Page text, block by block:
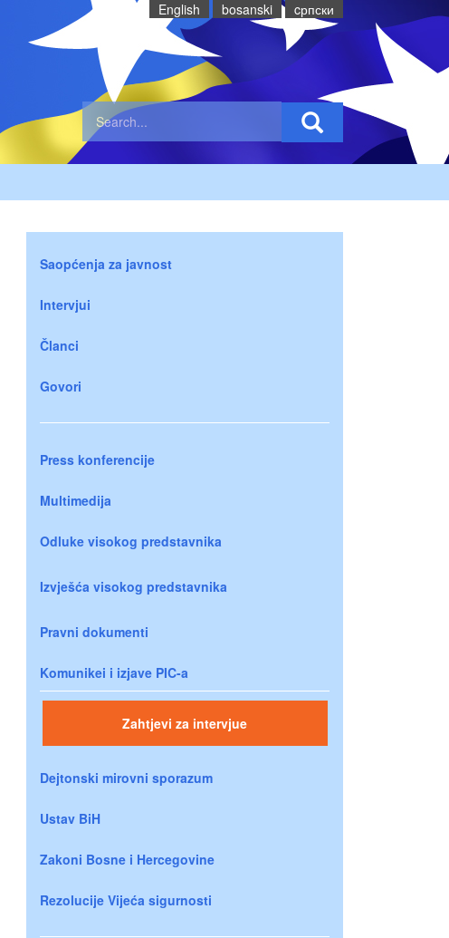
English bosanski cрпски
Saopćenja za javnost
Intervjui
Članci
Govori
Press konferencije
Multimedija
Odluke visokog predstavnika
Izvješća visokog predstavnika
Pravni dokumenti
Komunikei i izjave PIC-a
Zahtjevi za intervjue
Dejtonski mirovni sporazum
Ustav BiH
Zakoni Bosne i Hercegovine
Rezolucije Vijeća sigurnosti